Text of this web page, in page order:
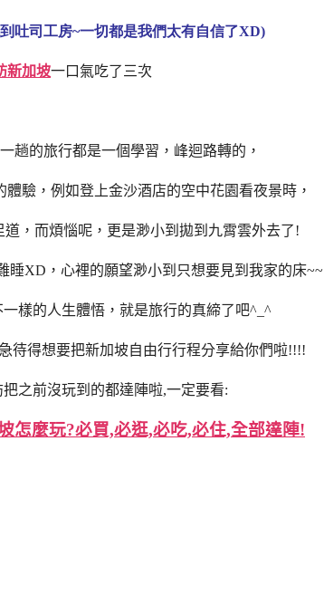
吐司工房~一切都是我們太有自信了XD)
新加坡一口氣吃了三次
趟的旅行都是一個學習，峰迴路轉的，
驗，例如登上金沙酒店的空中花園看夜景時，
，而煩惱呢，更是渺小到拋到九霄雲外去了!
睡XD，心裡的願望渺小到只想要見到我家的床~~
樣的人生體悟，就是旅行的真締了吧^_^
待得想要把新加坡自由行行程分享給你們啦!!!!
之前沒玩到的都達陣啦,一定要看:
怎麼玩?必買,必逛,必吃,必住,全部達陣!